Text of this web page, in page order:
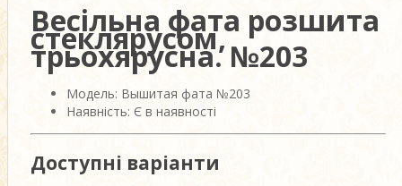
Весільна фата розшита
стеклярусом,
трьохярусна. №203
Модель: Вышитая фата №203
Наявність: Є в наявності
Доступні варіанти